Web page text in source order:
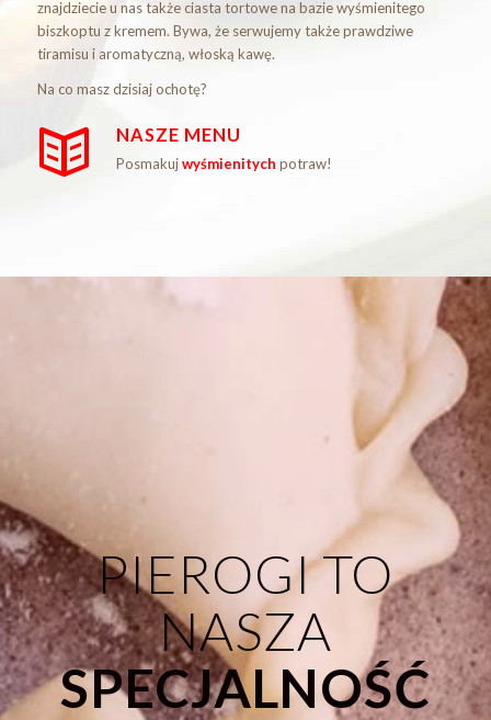
znajdziecie u nas także ciasta tortowe na bazie wyśmienitego
biszkoptu z kremem. Bywa, że serwujemy także prawdziwe
tiramisu i aromatyczną, włoską kawę.
Na co masz dzisiaj ochotę?
NASZE MENU
Posmakujwyśmienitych potraw!
PIEROGI TO
NASZA
SPECJALNOŚĆ